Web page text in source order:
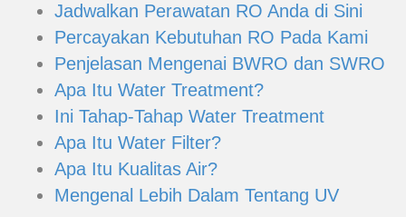
Jadwalkan Perawatan RO Anda di Sini
Percayakan Kebutuhan RO Pada Kami
Penjelasan Mengenai BWRO dan SWRO
Apa Itu Water Treatment?
Ini Tahap-Tahap Water Treatment
Apa Itu Water Filter?
Apa Itu Kualitas Air?
Mengenal Lebih Dalam Tentang UV